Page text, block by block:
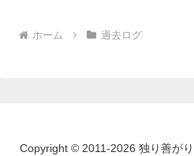
ホーム 過去ログ
Copyright © 2011-2026 独り善が